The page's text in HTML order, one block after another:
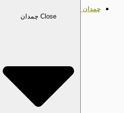
چمدان
Close چمدان